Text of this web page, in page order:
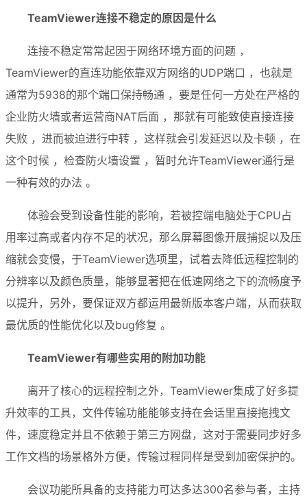
TeamViewer连接不稳定的原因是什么
连接不稳定常常起因于网络环境方面的问题 ，
TeamViewer的直连功能依靠双方网络的UDP端口 ，也就是
通常为5938的那个端口保持畅通 ，要是任何一方处在严格的
企业防火墙或者运营商NAT后面 ，那就有可能致使直接连接
失败 ，进而被迫进行中转 ，这样就会引发延迟以及卡顿 ，在
这个时候 ，检查防火墙设置 ，暂时允许TeamViewer通行是
一种有效的办法 。
体验会受到设备性能的影响，若被控端电脑处于CPU占
用率过高或者内存不足的状况，那么屏幕图像开展捕捉以及压
缩就会变慢，于TeamViewer选项里，试着去降低远程控制的
分辨率以及颜色质量，能够显著把在低速网络之下的流畅度予
以提升，另外，要保证双方都运用最新版本客户端，从而获取
最优质的性能优化以及bug修复 。
TeamViewer有哪些实用的附加功能
离开了核心的远程控制之外，TeamViewer集成了好多提
升效率的工具，文件传输功能能够支持在会话里直接拖拽文
件，速度稳定并且不依赖于第三方网盘，这对于需要同步好多
工作文档的场景格外方便，传输过程同样是受到加密保护的。
会议功能所具备的支持能力可达多达300名参与者，主持